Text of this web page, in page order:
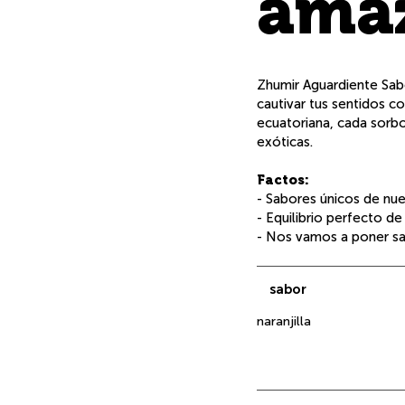
Zhumir Aguardiente
cautivar tus sentidos
ecuatoriana, cada
exóticas.
Factos:
- Sabores únicos de
- Equilibrio perfecto
- Nos vamos a poner
sabor
naranjilla